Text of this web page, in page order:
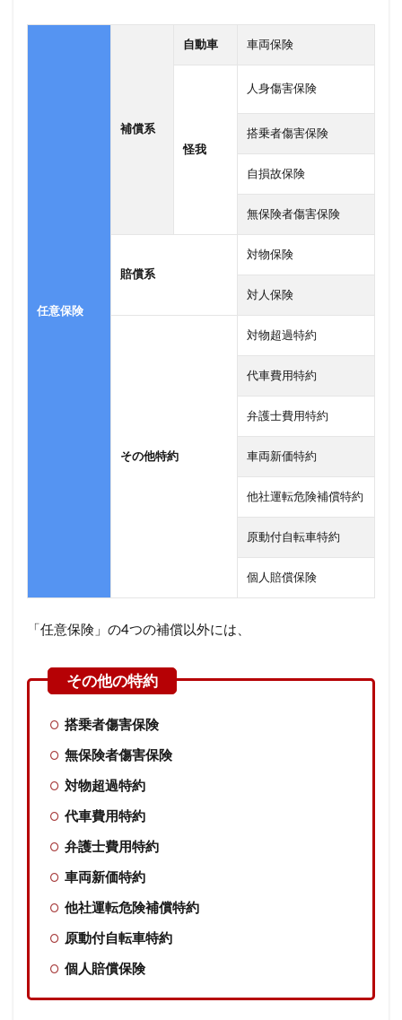
任意保険
補償系
自動車 車両保険
怪我
人身傷害保険
搭乗者傷害保険
自損故保険
無保険者傷害保険
賠償系
対物保険
対人保険
その他特約
対物超過特約
代車費用特約
弁護士費用特約
車両新価特約
他社運転危険補償特約
原動付自転車特約
個人賠償保険
「任意保険」の4つの補償以外には、
搭乗者傷害保険
無保険者傷害保険
対物超過特約
代車費用特約
弁護士費用特約
車両新価特約
他社運転危険補償特約
原動付自転車特約
個人賠償保険